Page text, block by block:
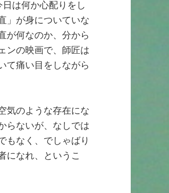
は何か心配りをし
」が身についていな
が何なのか、分から
ンの映画で、師匠は
て痛い目をしながら
気のような存在にな
らないが、なしでは
もなく、でしゃばり
になれ、というこ